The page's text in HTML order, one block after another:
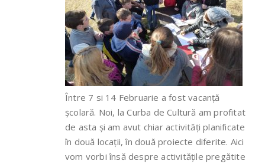
Între 7 si 14 Februarie a fost vacanță
școlară. Noi, la Curba de Cultură am profitat
de asta și am avut chiar activități planificate
în două locații, în două proiecte diferite. Aici
vom vorbi însă despre activitățile pregătite